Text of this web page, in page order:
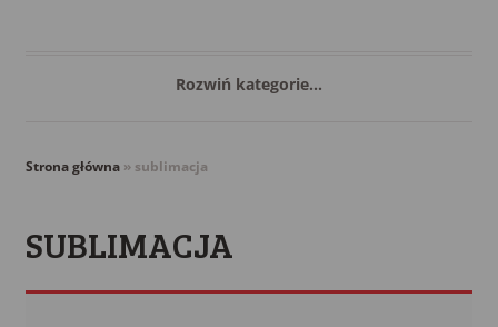
Rozwiń kategorie...
Strona główna» sublimacja
SUBLIMACJA